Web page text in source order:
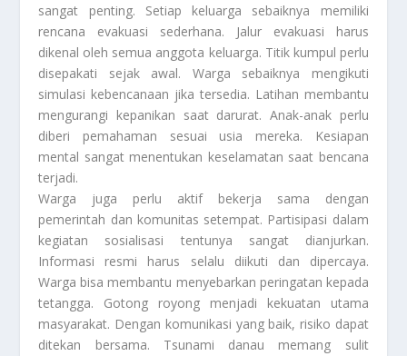
sangat penting. Setiap keluarga sebaiknya memiliki
rencana evakuasi sederhana. Jalur evakuasi harus
dikenal oleh semua anggota keluarga. Titik kumpul perlu
disepakati sejak awal. Warga sebaiknya mengikuti
simulasi kebencanaan jika tersedia. Latihan membantu
mengurangi kepanikan saat darurat. Anak-anak perlu
diberi pemahaman sesuai usia mereka. Kesiapan
mental sangat menentukan keselamatan saat bencana
terjadi.
Warga juga perlu aktif bekerja sama dengan
pemerintah dan komunitas setempat. Partisipasi dalam
kegiatan sosialisasi tentunya sangat dianjurkan.
Informasi resmi harus selalu diikuti dan dipercaya.
Warga bisa membantu menyebarkan peringatan kepada
tetangga. Gotong royong menjadi kekuatan utama
masyarakat. Dengan komunikasi yang baik, risiko dapat
ditekan bersama. Tsunami danau memang sulit